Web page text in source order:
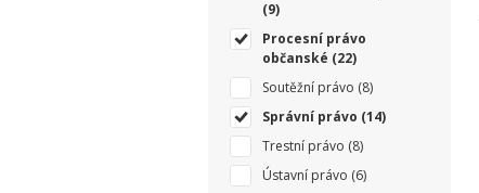
(9)
Procesní právo
občanské (22)
Soutěžní právo (8)
Správní právo (14)
Trestní právo (8)
Ústavní právo (6)